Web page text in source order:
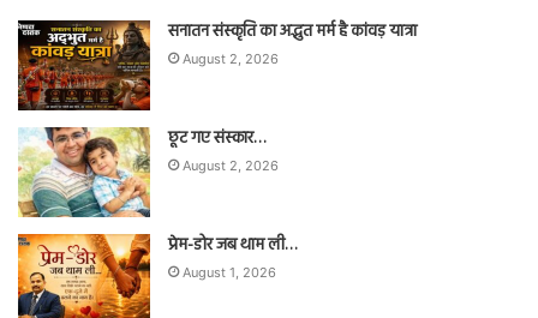
सनातन संस्कृति का अद्भुत मर्म है कांवड़ यात्रा
August 2, 2026
छूट गए संस्कार…
August 2, 2026
प्रेम-डोर जब थाम ली…
August 1, 2026